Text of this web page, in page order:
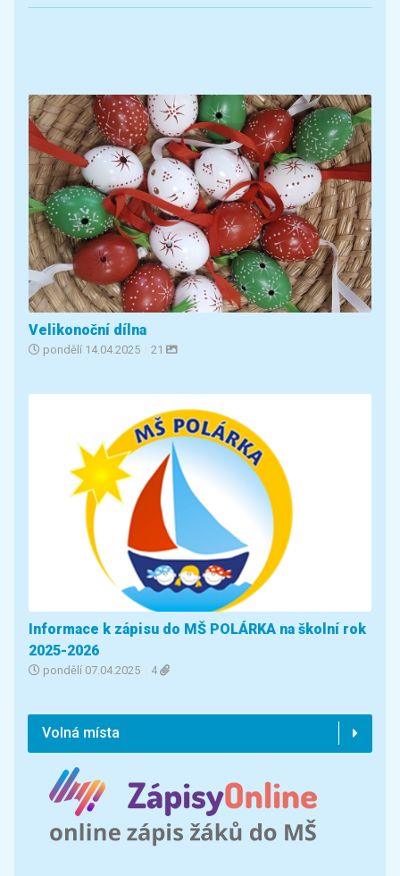
Velikonoční dílna
pondělí 14.04.2025 | 21
Informace k zápisu do MŠ POLÁRKA na školní rok
2025-2026
pondělí 07.04.2025 | 4
Volná místa